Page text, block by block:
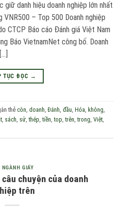
giữ danh hiệu doanh nghiệp lớn nhất
VNR500 – Top 500 Doanh nghiệp
CTCP Báo cáo Đánh giá Việt Nam
Báo VietnamNet công bố. Doanh
TỤC ĐỌC →
thẻ còn doanh Đánh đầu Hóa không
sách sử ,thép ,tiền ,top ,trên ,trong Việt
NGÀNH GIẤY
chuyện của doanh
trên